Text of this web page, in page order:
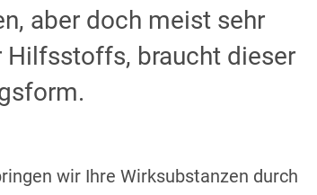
aber doch meist sehr
Hilfsstoffs, braucht dieser
wir Ihre Wirksubstanzen durch